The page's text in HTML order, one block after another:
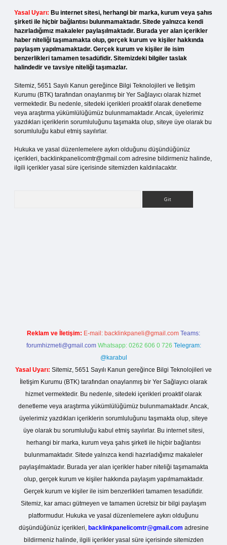
Yasal Uyarı: Bu internet sitesi, herhangi bir marka, kurum veya şahıs
şirketi ile hiçbir bağlantısı bulunmamaktadır. Sitede yalnızca kendi
hazırladığımız makaleler paylaşılmaktadır. Burada yer alan içerikler
haber niteliği taşımamakta olup, gerçek kurum ve kişiler hakkında
paylaşım yapılmamaktadır. Gerçek kurum ve kişiler ile isim
benzerlikleri tamamen tesadüfidir. Sitemizdeki bilgiler taslak
halindedir ve tavsiye niteliği taşımazlar.
Sitemiz, 5651 Sayılı Kanun gereğince Bilgi Teknolojileri ve İletişim
Kurumu (BTK) tarafından onaylanmış bir Yer Sağlayıcı olarak hizmet
vermektedir. Bu nedenle, sitedeki içerikleri proaktif olarak denetleme
veya araştırma yükümlülüğümüz bulunmamaktadır. Ancak, üyelerimiz
yazdıkları içeriklerin sorumluluğunu taşımakta olup, siteye üye olarak bu
sorumluluğu kabul etmiş sayılırlar.
Hukuka ve yasal düzenlemelere aykırı olduğunu düşündüğünüz
içerikleri, backlinkpanelicomtr@gmail.com adresine bildirmeniz halinde,
ilgili içerikler yasal süre içerisinde sitemizden kaldırılacaktır.
Reklam ve İletişim: E-mail: backlinkpaneli@gmail.com Teams:
forumhizmeti@gmail.com Whatsapp: 0262 606 0 726 Telegram:
@karabul
Yasal Uyarı: Sitemiz, 5651 Sayılı Kanun gereğince Bilgi Teknolojileri ve
İletişim Kurumu (BTK) tarafından onaylanmış bir Yer Sağlayıcı olarak
hizmet vermektedir. Bu nedenle, sitedeki içerikleri proaktif olarak
denetleme veya araştırma yükümlülüğümüz bulunmamaktadır. Ancak,
üyelerimiz yazdıkları içeriklerin sorumluluğunu taşımakta olup, siteye
üye olarak bu sorumluluğu kabul etmiş sayılırlar. Bu internet sitesi,
herhangi bir marka, kurum veya şahıs şirketi ile hiçbir bağlantısı
bulunmamaktadır. Sitede yalnızca kendi hazırladığımız makaleler
paylaşılmaktadır. Burada yer alan içerikler haber niteliği taşımamakta
olup, gerçek kurum ve kişiler hakkında paylaşım yapılmamaktadır.
Gerçek kurum ve kişiler ile isim benzerlikleri tamamen tesadüfidir.
Sitemiz, kar amacı gütmeyen ve tamamen ücretsiz bir bilgi paylaşım
platformudur. Hukuka ve yasal düzenlemelere aykırı olduğunu
düşündüğünüz içerikleri, backlinkpanelicomtr@gmail.com adresine
bildirmeniz halinde, ilgili içerikler yasal süre içerisinde sitemizden